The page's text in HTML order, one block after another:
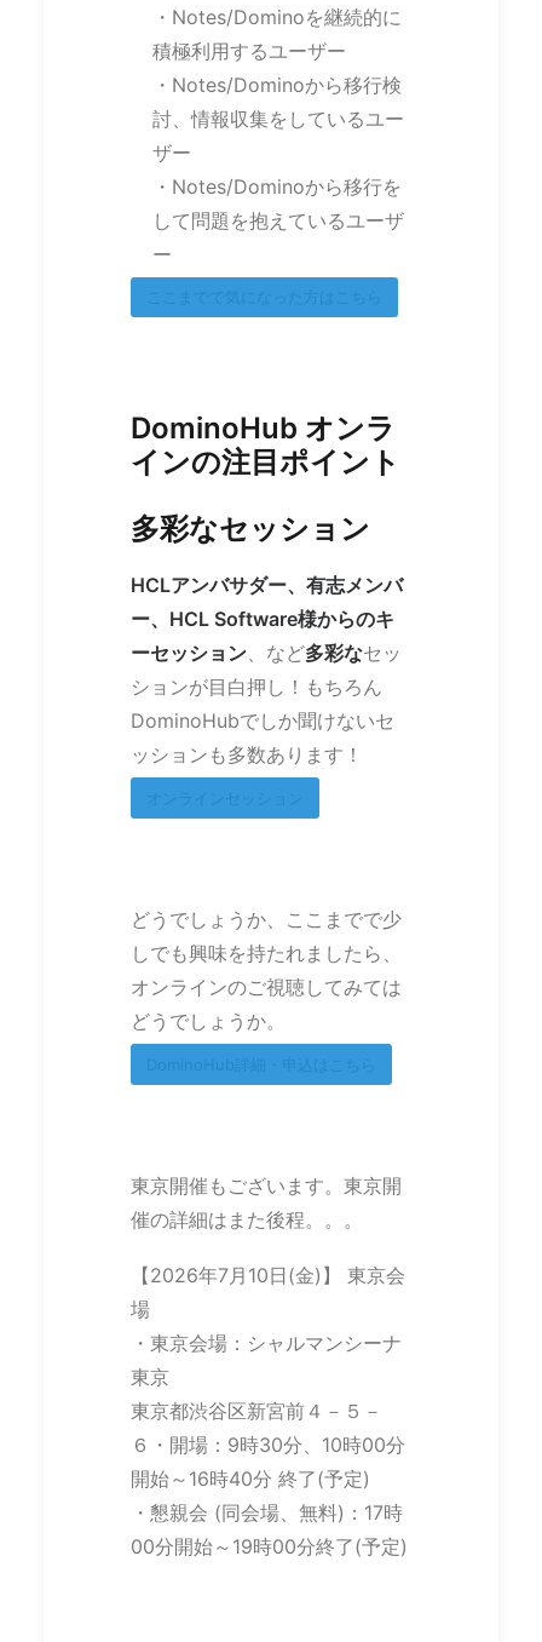
・Notes/Dominoを継続的に
積極利用するユーザー
・Notes/Dominoから移行検
討、情報収集をしているユー
ザー
・Notes/Dominoから移行を
して問題を抱えているユーザ
ー
DominoHub オンラ
インの注目ポイント
多彩なセッション
HCLアンバサダー、有志メンバ
ー、 HCL Software様からのキ
ーセッション、など多彩なセッ
ションが目白押し！もちろん
DominoHubでしか聞けないセ
ッションも多数あります！
どうでしょうか、ここまでで少
しでも興味を持たれましたら、
オンラインのご視聴してみては
どうでしょうか。
東京開催もございます。東京開
催の詳細はまた後程。。。
【2026年7月10日(金)】 東京会
場
・東京会場：シャルマンシーナ
東京
東京都渋谷区新宮前４－５－
６・開場：9時30分、10時00分
開始～16時40分 終了(予定)
・懇親会 (同会場、無料)：17時
00分開始～19時00分終了(予定)